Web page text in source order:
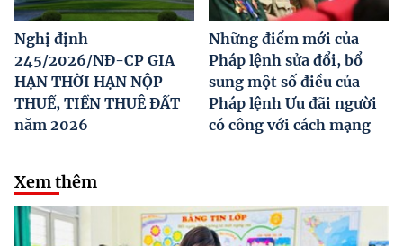
Nghị định
245/2026/NĐ-CP GIA
HẠN THỜI HẠN NỘP
THUẾ, TIỀN THUÊ ĐẤT
năm 2026
Những điểm mới của
Pháp lệnh sửa đổi, bổ
sung một số điều của
Pháp lệnh Ưu đãi người
có công với cách mạng
Xem thêm